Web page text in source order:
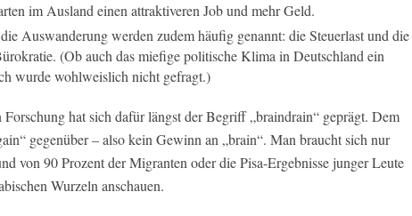
im Ausland einen attraktiveren Job und mehr Geld.
Auswanderung werden zudem häufig genannt: die Steuerlast und die
(Ob auch das miefige politische Klima in Deutschland ein
wurde wohlweislich nicht gefragt.)
hat sich dafür längst der Begriff „braindrain“ geprägt. Dem
gegenüber – also kein Gewinn an „brain“. Man braucht sich nur
von 90 Prozent der Migranten oder die Pisa-Ergebnisse junger Leute
Wurzeln anschauen.